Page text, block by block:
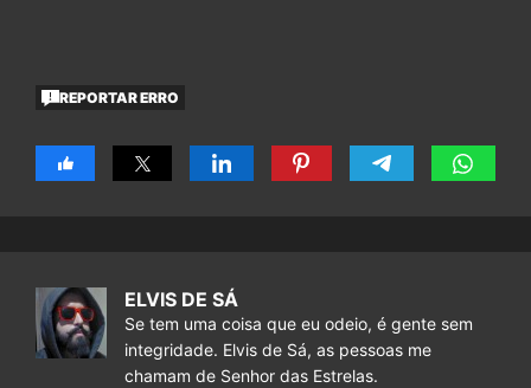
REPORTAR ERRO
ELVIS DE SÁ
Se tem uma coisa que eu odeio, é gente sem
integridade. Elvis de Sá, as pessoas me
chamam de Senhor das Estrelas.